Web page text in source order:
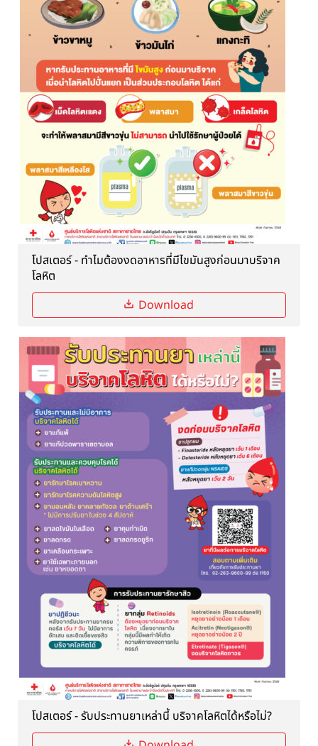
โปสเตอร์ - ทำไมต้องงดอาหารที่มีไขมันสูงก่อนมาบริจาค
โลหิต
Download
โปสเตอร์ - รับประทานยาเหล่านี้ บริจาคโลหิตได้หรือไม่?